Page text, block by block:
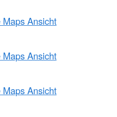
Ansicht
Ansicht
Ansicht